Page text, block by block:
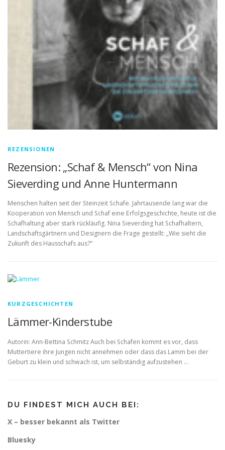
REZENSIONEN
Rezension: „Schaf & Mensch“ von Nina
Sieverding und Anne Huntermann
Menschen halten seit der Steinzeit Schafe. Jahrtausende lang war die
Kooperation von Mensch und Schaf eine Erfolgsgeschichte, heute ist die
Schafhaltung aber stark rückläufig. Nina Sieverding hat Schafhaltern,
Landschaftsgärtnern und Designern die Frage gestellt: „Wie sieht die
Zukunft des Hausschafs aus?“
KURZGESCHICHTEN
Lämmer-Kinderstube
Autorin: Ann-Bettina Schmitz Auch bei Schafen kommt es vor, dass
Muttertiere ihre Jungen nicht annehmen oder dass das Lamm bei der
Geburt zu klein und schwach ist, um selbständig aufzustehen …
DU FINDEST MICH AUCH BEI:
X – besser bekannt als Twitter
Bluesky